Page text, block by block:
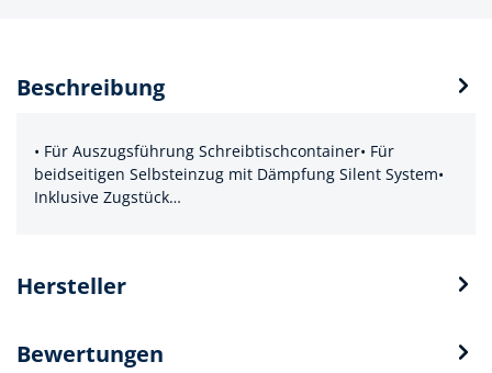
Beschreibung
• Für Auszugsführung Schreibtischcontainer• Für
beidseitigen Selbsteinzug mit Dämpfung Silent System•
Inklusive Zugstück…
Hersteller
Bewertungen